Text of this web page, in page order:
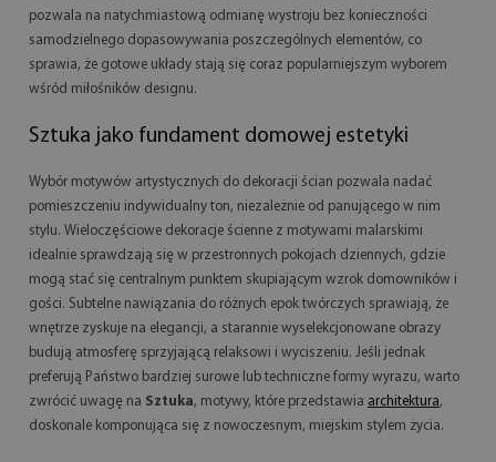
pozwala na natychmiastową odmianę wystroju bez konieczności
samodzielnego dopasowywania poszczególnych elementów, co
sprawia, że gotowe układy stają się coraz popularniejszym wyborem
wśród miłośników designu.
Sztuka jako fundament domowej estetyki
Wybór motywów artystycznych do dekoracji ścian pozwala nadać
pomieszczeniu indywidualny ton, niezależnie od panującego w nim
stylu. Wieloczęściowe dekoracje ścienne z motywami malarskimi
idealnie sprawdzają się w przestronnych pokojach dziennych, gdzie
mogą stać się centralnym punktem skupiającym wzrok domowników i
gości. Subtelne nawiązania do różnych epok twórczych sprawiają, że
wnętrze zyskuje na elegancji, a starannie wyselekcjonowane obrazy
budują atmosferę sprzyjającą relaksowi i wyciszeniu. Jeśli jednak
preferują Państwo bardziej surowe lub techniczne formy wyrazu, warto
zwrócić uwagę na Sztuka, motywy, które przedstawia architektura,
doskonale komponująca się z nowoczesnym, miejskim stylem życia.